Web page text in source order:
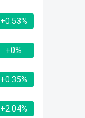
+0.53%
+0%
+0.35%
+2.04%